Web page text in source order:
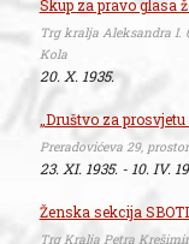
Skup za pravo glasa
Trg kralja Aleksandra I.
Kola
20. X. 1935.
„Društvo za prosvjetu
Preradovićeva 29,
23. XI. 1935. - 10. IV.
Ženska sekcija
Trg Kralja Petra